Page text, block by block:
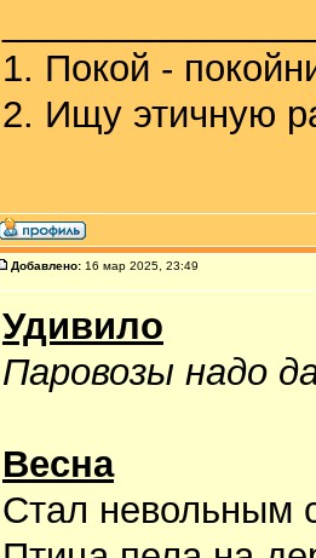
1. Покой -
2. Ищу этичную
Добавлено: 16 мар 2025, 23:49
Удивило
Паровозы надо
Весна
Стал невольным